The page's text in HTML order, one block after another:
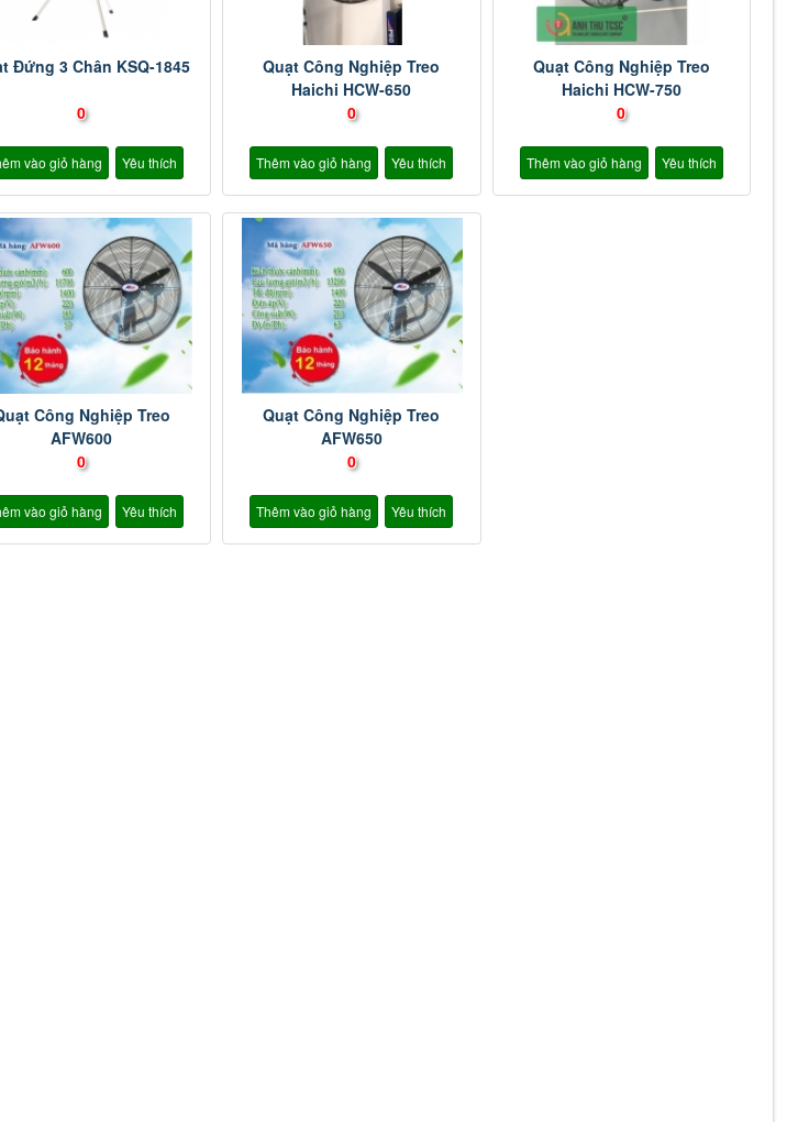
Đứng 3 Chân KSQ-1845
0
vào giỏ hàng Yêu thích
Quạt Công Nghiệp Treo
Haichi HCW-650
0
Thêm vào giỏ hàng Yêu thích
Quạt Công Nghiệp Treo
Haichi HCW-750
0
Thêm vào giỏ hàng Yêu thích
Công Nghiệp Treo
AFW600
0
vào giỏ hàng Yêu thích
Quạt Công Nghiệp Treo
AFW650
0
Thêm vào giỏ hàng Yêu thích